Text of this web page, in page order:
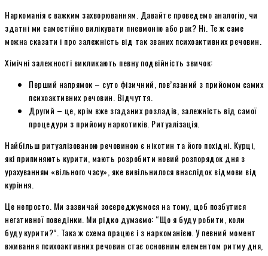
Наркоманія є важким захворюванням. Давайте проведемо аналогію, чи
здатні ми самостійно вилікувати пневмонію або рак? Ні. Те ж саме
можна сказати і про залежність від так званих психоактивних речовин.
Хімічні залежності викликають певну подвійність звичок:
Перший напрямок – суто фізичний, пов’язаний з прийомом самих
психоактивних речовин. Відчуття.
Другий – це, крім вже згаданих розладів, залежність від самої
процедури з прийому наркотиків. Ритуалізація.
Найбільш ритуалізованою речовиною є нікотин та його похідні. Курці,
які припиняють курити, мають розробити новий розпорядок дня з
урахуванням «вільного часу», яке вивільнилося внаслідок відмови від
куріння.
Це непросто. Ми зазвичай зосереджуємося на тому, щоб позбутися
негативної поведінки. Ми рідко думаємо: “Що я буду робити, коли
буду курити?”. Така ж схема працює і з наркоманією. У певний момент
вживання психоактивних речовин стає основним елементом ритму дня,